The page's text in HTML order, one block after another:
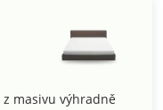
masivu výhradně